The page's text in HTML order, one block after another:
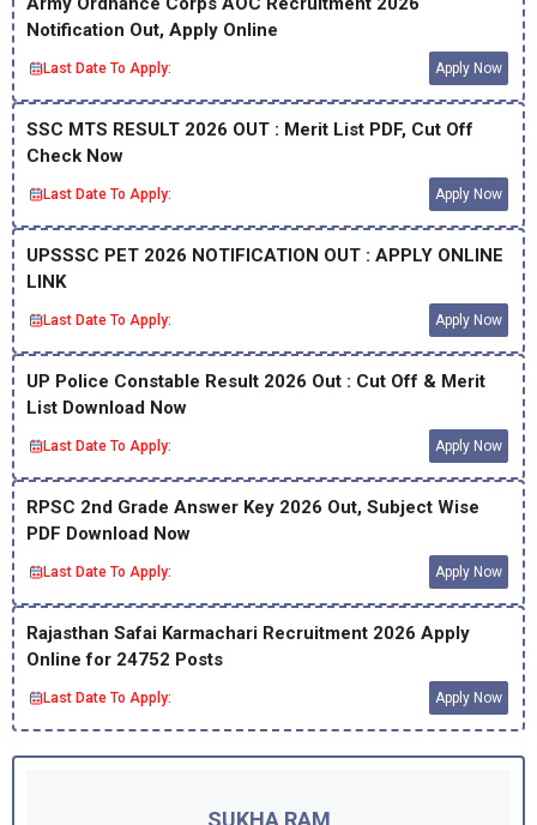
Notification Out, Apply Online
Last Date To Apply: Apply Now
SSC MTS RESULT 2026 OUT : Merit List PDF, Cut Off
Check Now
Last Date To Apply: Apply Now
UPSSSC PET 2026 NOTIFICATION OUT : APPLY ONLINE
LINK
Last Date To Apply: Apply Now
UP Police Constable Result 2026 Out : Cut Off & Merit
List Download Now
Last Date To Apply: Apply Now
RPSC 2nd Grade Answer Key 2026 Out, Subject Wise
PDF Download Now
Last Date To Apply: Apply Now
Rajasthan Safai Karmachari Recruitment 2026 Apply
Online for 24752 Posts
Last Date To Apply: Apply Now
SUKHA RAM